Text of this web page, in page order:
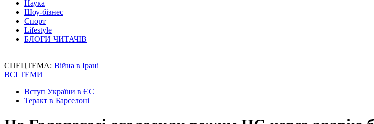
Наука
Шоу-бізнес
Спорт
Lifestyle
БЛОГИ ЧИТАЧІВ
СПЕЦТЕМА: Війна в Ірані
ВСІ ТЕМИ
Вступ України в ЄС
Теракт в Барселоні